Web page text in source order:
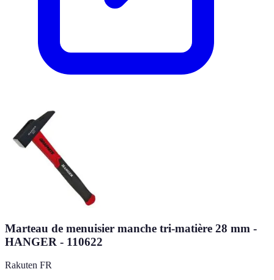
Marteau de menuisier manche tri-matière 28 mm -
HANGER - 110622
Rakuten FR